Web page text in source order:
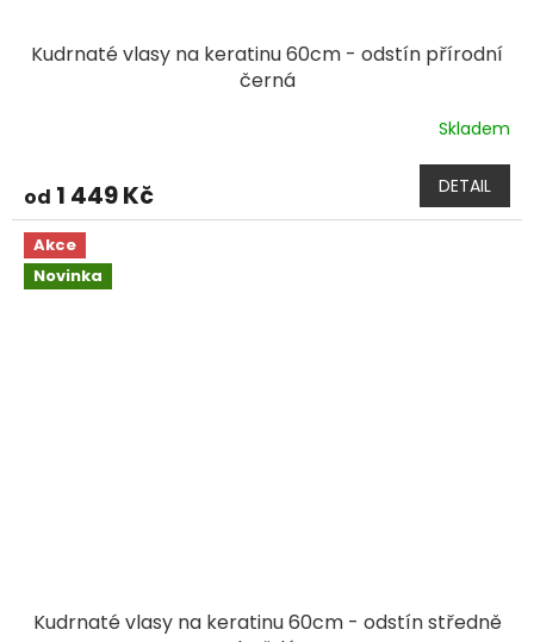
Kudrnaté vlasy na keratinu 60cm - odstín přírodní
černá
Skladem
od 1 449 Kč DETAIL
Akce
Novinka
Kudrnaté vlasy na keratinu 60cm - odstín středně